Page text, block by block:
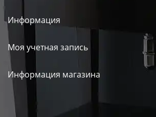
Информация
Моя учетная запись
Информация магазина